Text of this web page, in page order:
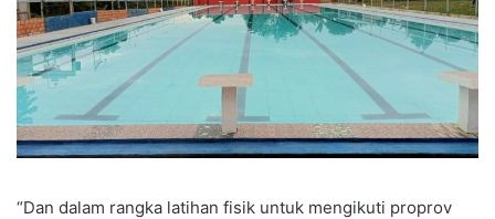
“Dan dalam rangka latihan fisik untuk mengikuti proprov